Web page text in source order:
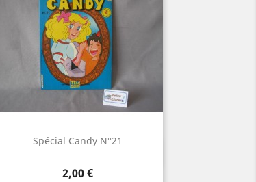
Spécial Candy N°21
Prix
2,00 €